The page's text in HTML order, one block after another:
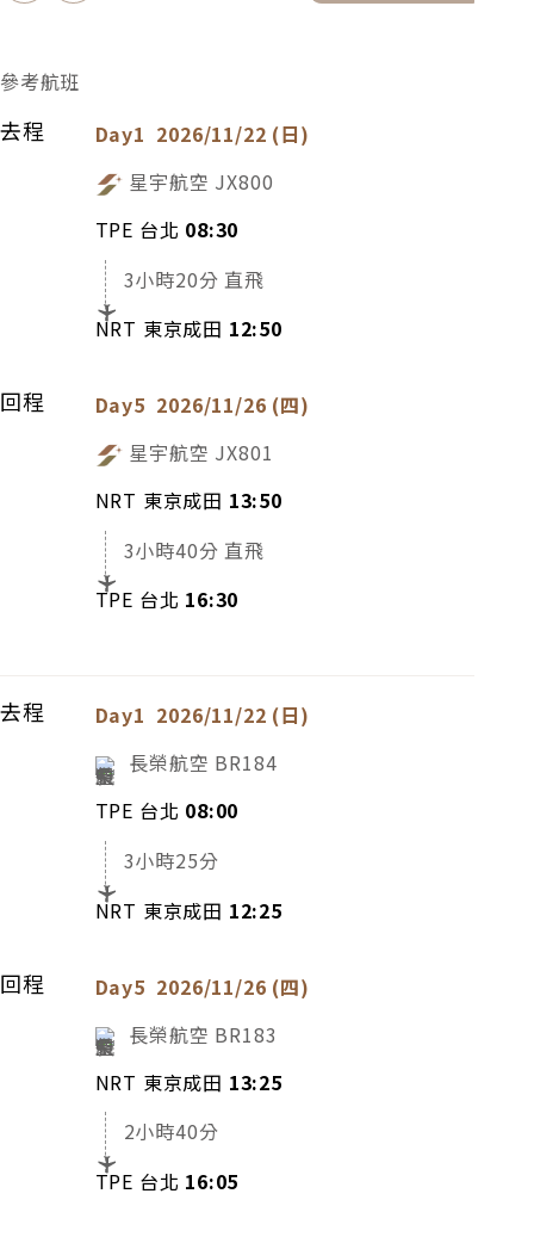
參考航班
去程 Day1 2026/11/22 (日)
星宇航空 JX800
TPE 台北 08:30
3小時20分 直飛
NRT 東京成田 12:50
回程 Day5 2026/11/26 (四)
星宇航空 JX801
NRT 東京成田 13:50
3小時40分 直飛
TPE 台北 16:30
去程 Day1 2026/11/22 (日)
長榮航空 BR184
TPE 台北 08:00
3小時25分
NRT 東京成田 12:25
回程 Day5 2026/11/26 (四)
長榮航空 BR183
NRT 東京成田 13:25
2小時40分
TPE 台北 16:05